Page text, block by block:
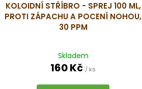
KOLOIDNÍ STŘÍBRO - SPREJ 100 ML,
PROTI ZÁPACHU A POCENÍ NOHOU,
30 PPM
Skladem
160 Kč / ks